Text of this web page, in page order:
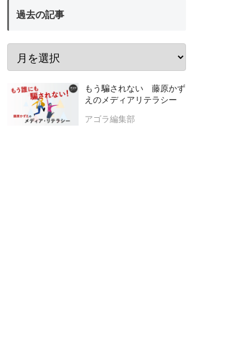
過去の記事
もう騙されない 藤原かず
えのメディアリテラシー
アゴラ編集部